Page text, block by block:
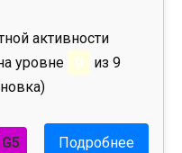
активности
уровне
0
из 9
G5 Подробнее